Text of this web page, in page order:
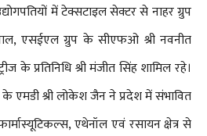
में टेक्सटाइल सेक्टर से नाहर ग्रुप
एसईएल ग्रुप के सीएफओ श्री नवनीत
के प्रतिनिधि श्री मंजीत सिंह शामिल रहे।
एमडी श्री लोकेश जैन ने प्रदेश में संभावित
एथेनॉल एवं रसायन क्षेत्र से